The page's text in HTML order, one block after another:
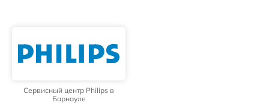
Сервисный центр Philips в
Барнауле